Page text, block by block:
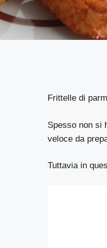
Frittelle di
Spesso non si
veloce da
Tuttavia in